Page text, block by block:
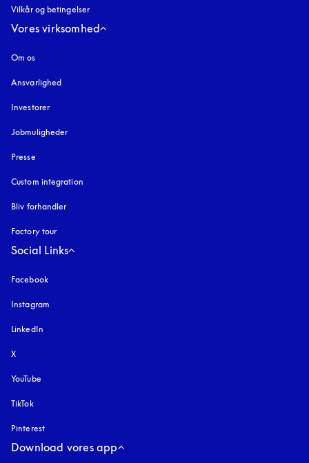
Vilkår og betingelser
Vores virksomhed
Om os
Ansvarlighed
Investorer
Jobmuligheder
Presse
Custom integration
Bliv forhandler
Factory tour
Social Links
Facebook
Instagram
LinkedIn
X
YouTube
TikTok
Pinterest
Download vores app